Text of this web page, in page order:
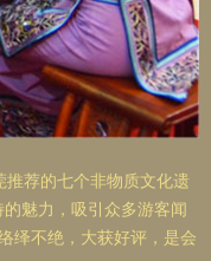
荐的七个非物质文化遗
魅力，吸引众多游客闻
绎不绝，大获好评，是会